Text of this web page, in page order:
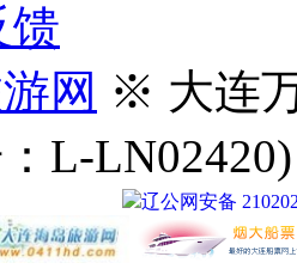
馈
网 ※ 大连
L-
辽公网安备